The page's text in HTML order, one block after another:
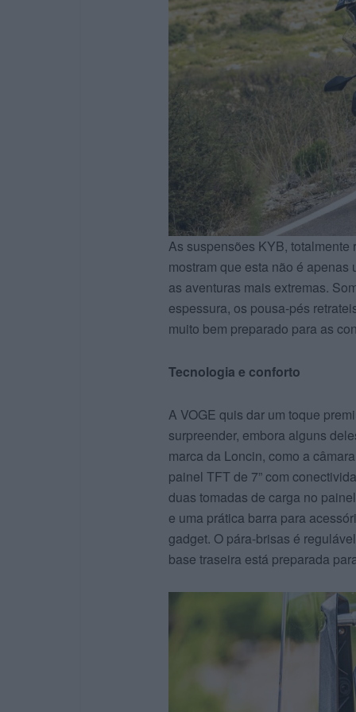
As suspensões KYB,
mostram que esta não é apenas
as aventuras mais extremas.
espessura, os pousa-pés
muito bem preparado para as
Tecnologia e conforto
A VOGE quis dar um toque
surpreender, embora alguns
marca da Loncin, como a
painel TFT de 7” com
duas tomadas de carga no
e uma prática barra para
gadget. O pára-brisas é
base traseira está preparada